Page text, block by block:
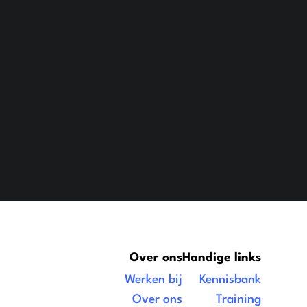
Over ons
Werken bij
Over ons
Handige links
Kennisbank
Training